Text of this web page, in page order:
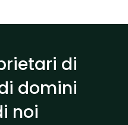
di
domini
noi